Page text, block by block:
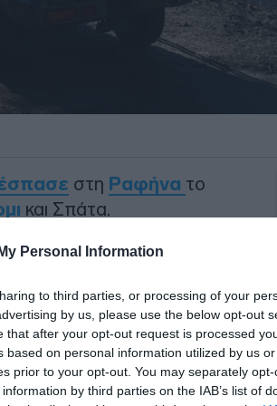
Personal Information
to third parties, or processing of your
by us, please use the below opt-out
that after your opt-out request is processed
based on personal information utilized by us
prior to your opt-out. You may separately
by third parties on the IAB’s list of
στη Ραφήνα το
και Σπάτα.
δασοκομάντο και 48
διατεθεί 17
τον συντονισμό τους.